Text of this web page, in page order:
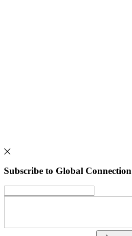
Subscribe to Global Connection